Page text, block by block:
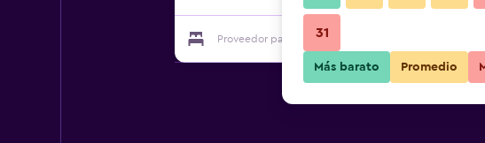
Proveedor para Petrosetco Hotel
31
Más barato Promedio